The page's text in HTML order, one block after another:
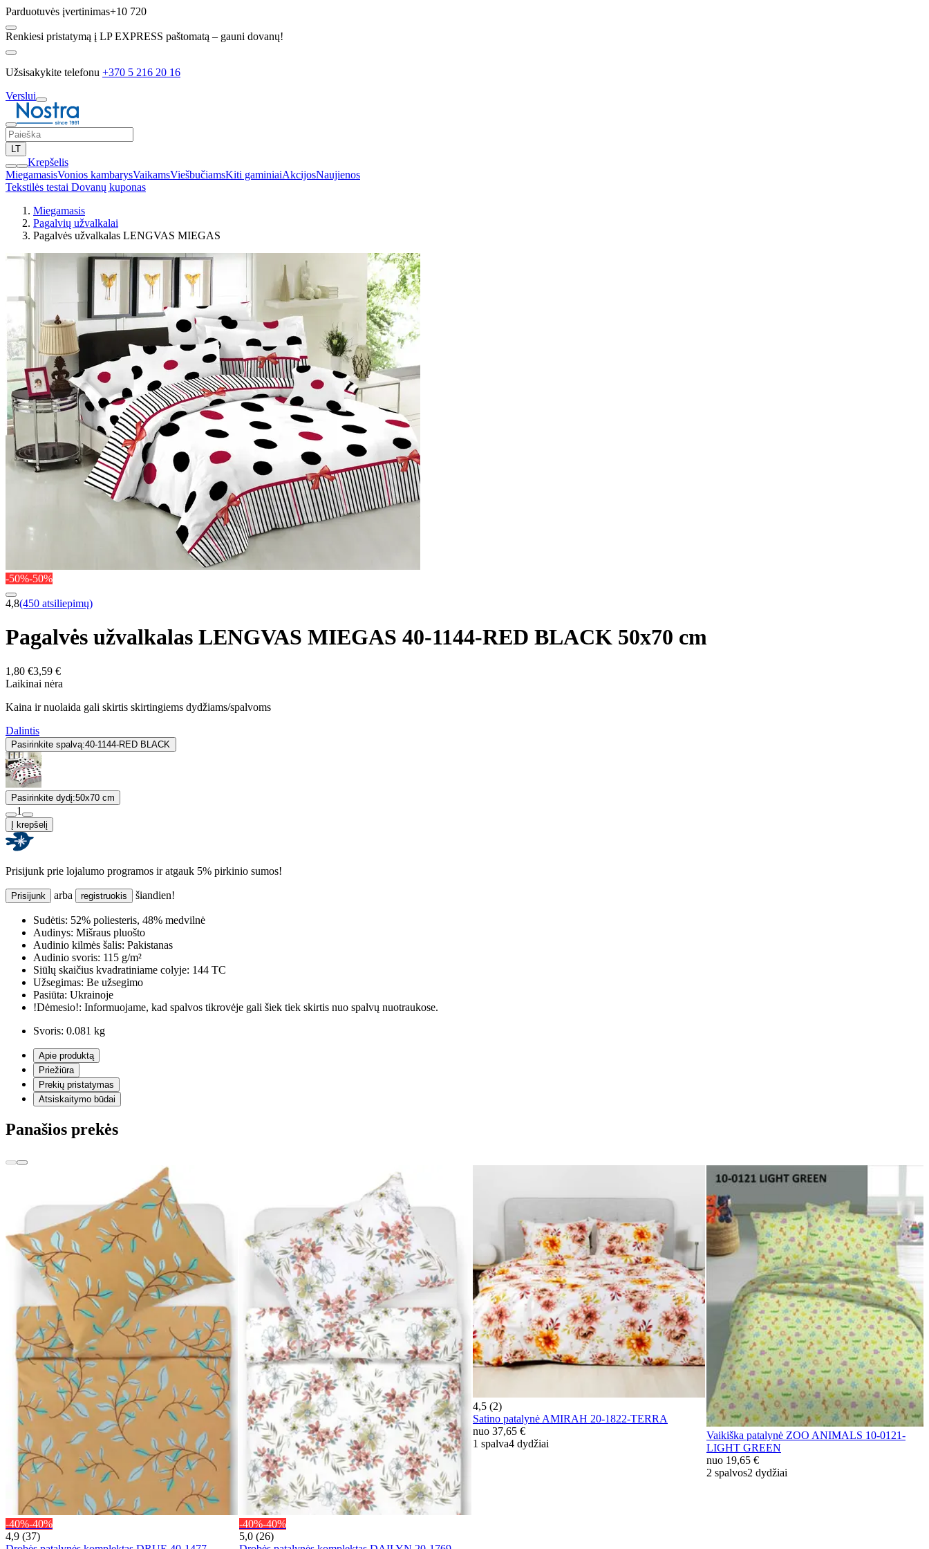
Parduotuvės įvertinimas+10 720
Renkiesi pristatymą į LP EXPRESS paštomatą – gauni dovanų!
Užsisakykite telefonu +370 5 216 20 16
Verslui
LT
Krepšelis
MiegamasisVonios kambarysVaikamsViešbučiamsKiti gaminiaiAkcijosNaujienos
Tekstilės testai Dovanų kuponas
Miegamasis
Pagalvių užvalkalai
Pagalvės užvalkalas LENGVAS MIEGAS
-50%-50%
4,8(450 atsiliepimų)
Pagalvės užvalkalas LENGVAS MIEGAS 40-1144-RED BLACK 50x70 cm
1,80 €3,59 €
Laikinai nėra
Kaina ir nuolaida gali skirtis skirtingiems dydžiams/spalvoms
Dalintis
Pasirinkite spalvą:40-1144-RED BLACK
Pasirinkite dydį:50x70 cm
1
Į krepšelį
Prisijunk prie lojalumo programos ir atgauk 5% pirkinio sumos!
Prisijunk arba registruokis šiandien!
Sudėtis: 52% poliesteris, 48% medvilnė
Audinys: Mišraus pluošto
Audinio kilmės šalis: Pakistanas
Audinio svoris: 115 g/m²
Siūlų skaičius kvadratiniame colyje: 144 TC
Užsegimas: Be užsegimo
Pasiūta: Ukrainoje
!Dėmesio!: Informuojame, kad spalvos tikrovėje gali šiek tiek skirtis nuo spalvų nuotraukose.
Svoris: 0.081 kg
Apie produktą
Priežiūra
Prekių pristatymas
Atsiskaitymo būdai
Panašios prekės
-40%-40%
4,9 (37)
-40%-40%
5,0 (26)
4,5 (2)
Satino patalynė AMIRAH 20-1822-TERRA
nuo 37,65 €
1 spalva4 dydžiai
Vaikiška patalynė ZOO ANIMALS 10-0121-
LIGHT GREEN
nuo 19,65 €
2 spalvos2 dydžiai